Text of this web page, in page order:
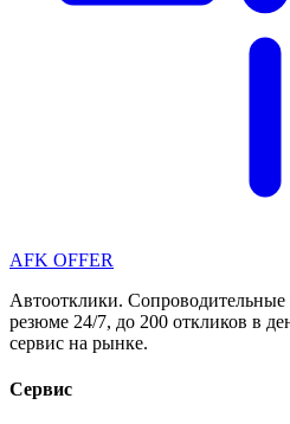
AFK OFFER
Автоотклики. Сопроводительные
резюме 24/7, до 200 откликов в
сервис на рынке.
Сервис